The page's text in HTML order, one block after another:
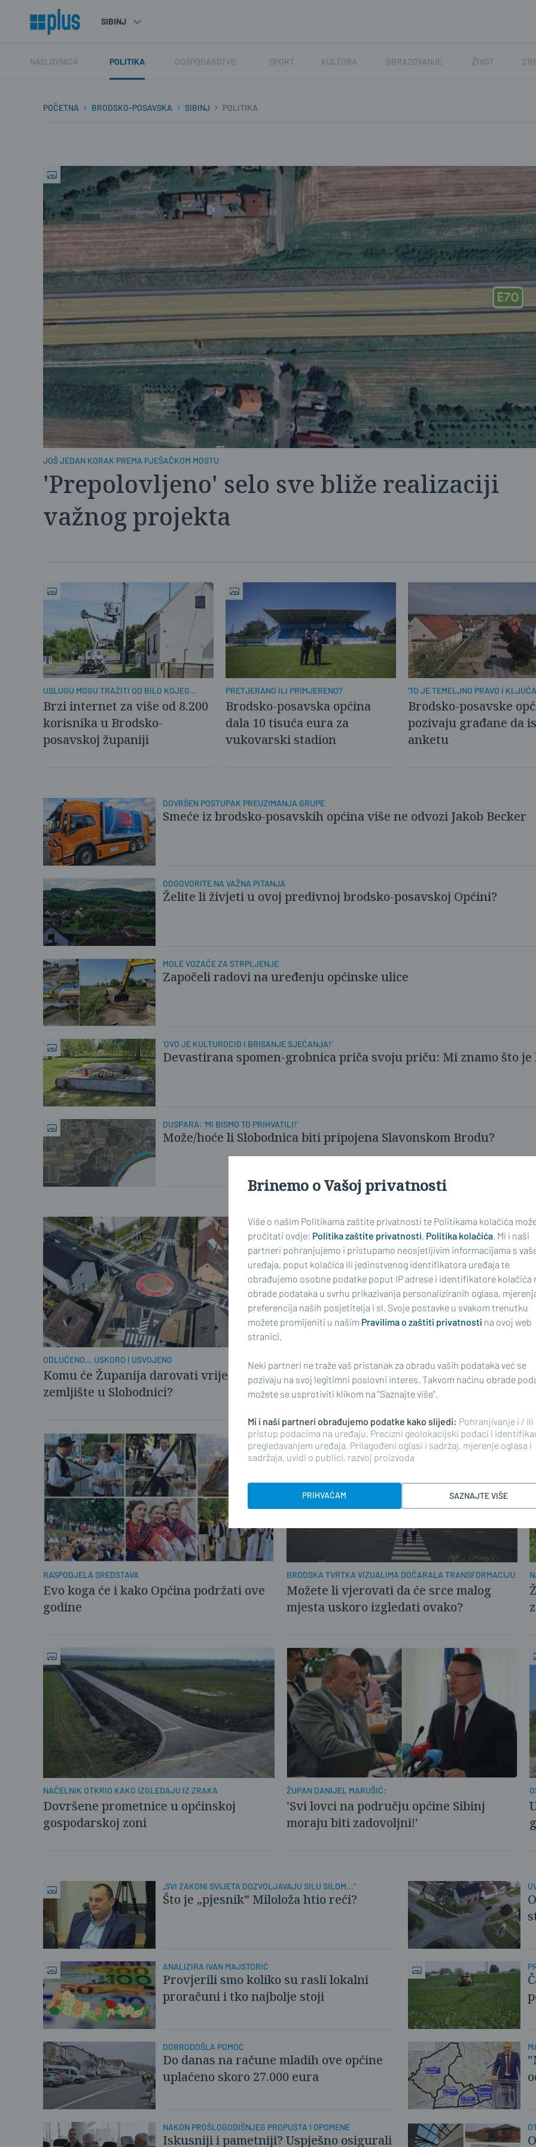
SIBINJ
NASLOVNICA POLITIKA GOSPODARSTVO SPORT KULTURA OBRAZOVANJE ŽIVOT
POČETNA BRODSKO-POSAVSKA SIBINJ POLITIKA
JOŠ JEDAN KORAK PREMA PJEŠAČKOM MOSTU
'Prepolovljeno' selo sve bliže realizaciji
važnog projekta
USLUGU MOGU TRAŽITI OD BILO KOJEG
OPERATERA
Brzi internet za više od 8.200
korisnika u Brodsko-
posavskoj županiji
PRETJERANO ILI PRIMJERENO?
Brodsko-posavska općina
dala 10 tisuća eura za
vukovarski stadion
'TO JE TEMELJNO PRAVO I
PREDUVJET...'
Brodsko-posavske
pozivaju građane da
anketu
DOVRŠEN POSTUPAK PREUZIMANJA GRUPE
Smeće iz brodsko-posavskih općina više ne odvozi Jakob Becker
ODGOVORITE NA VAŽNA PITANJA
Želite li živjeti u ovoj predivnoj brodsko-posavskoj Općini?
MOLE VOZAČE ZA STRPLJENJE
Započeli radovi na uređenju općinske ulice
'OVO JE KULTUROCID I BRISANJE SJEĆANJA!'
Devastirana spomen-grobnica priča svoju priču: Mi znamo što je
DUSPARA: 'MI BISMO TO PRIHVATILI!'
Može/hoće li Slobodnica biti pripojena Slavonskom Brodu?
ODLUČENO... USKORO I USVOJENO
Komu će Županija darovati vrijedno
zemljište u Slobodnici?
BEZ NJIH NEMA NI ŽIVOTA U MJESTIMA
Udrugama sredstva - Općini vjerni
partneri
RASPODJELA SREDSTAVA
Evo koga će i kako Općina podržati ove
godine
BRODSKA TVRTKA VIZUALIMA DOČARALA TRANSFORMACIJU
Možete li vjerovati da će srce malog
mjesta uskoro izgledati ovako?
NAČELNIK OTKRIO KAKO IZGLEDAJU IZ ZRAKA
Dovršene prometnice u općinskoj
gospodarskoj zoni
ŽUPAN DANIJEL MARUŠIĆ:
'Svi lovci na području općine Sibinj
moraju biti zadovoljni!'
„SVI ZAKONI SVIJETA DOZVOLJAVAJU SILU SILOM...”
Što je „pjesnik” Miloloža htio reći?
ANALIZIRA IVAN MAJSTORIĆ
Provjerili smo koliko su rasli lokalni
proračuni i tko najbolje stoji
DOBRODOŠLA POMOĆ
Do danas na račune mladih ove općine
uplaćeno skoro 27.000 eura
NAKON PROŠLOGODIŠNJEG PROPUSTA I OPOMENE
Iskusniji i pametniji? Uspješno osigurali
Brinemo o Vašoj privatnosti
Više o našim Politikama zaštite privatnosti te Politikama kolačića
pročitati ovdje: Politika zaštite privatnosti, Politika kolačića . Mi i naši
partneri pohranjujemo i pristupamo neosjetljivim informacijama s
uređaja, poput kolačića ili jedinstvenog identifikatora uređaja te
obrađujemo osobne podatke poput IP adrese i identifikatore kolačića
obrade podataka u svrhu prikazivanja personaliziranih oglasa,
preferencija naših posjetitelja i sl. Svoje postavke u svakom trenutku
možete promijeniti u našim Pravilima o zaštiti privatnosti na ovoj web
stranici.
Neki partneri ne traže vaš pristanak za obradu vaših podataka već se
pozivaju na svoj legitimni poslovni interes. Takvom načinu obrade
možete se usprotiviti klikom na "Saznajte više".
Mi i naši partneri obrađujemo podatke kako slijedi: Pohranjivanje i / ili
pristup podacima na uređaju, Precizni geolokacijski podaci i
pregledavanjem uređaja, Prilagođeni oglasi i sadržaj, mjerenje oglasa i
sadržaja, uvidi o publici, razvoj proizvoda
PRIHVAĆAM SAZNAJTE VIŠE